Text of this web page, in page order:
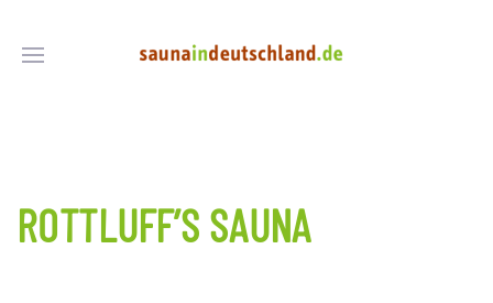
ROTTLUFF’S SAUNA